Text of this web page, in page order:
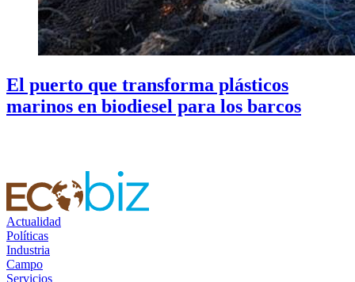
El puerto que transforma plásticos
marinos en biodiesel para los barcos
Actualidad
Políticas
Industria
Campo
Servicios